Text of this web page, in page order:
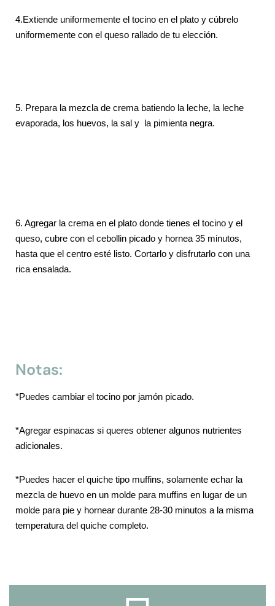
4.Extiende uniformemente el tocino en el plato y cúbrelo
uniformemente con el queso rallado de tu elección.
5. Prepara la mezcla de crema batiendo la leche, la leche
evaporada, los huevos, la sal y la pimienta negra.
6. Agregar la crema en el plato donde tienes el tocino y el
queso, cubre con el cebollin picado y hornea 35 minutos,
hasta que el centro esté listo. Cortarlo y disfrutarlo con una
rica ensalada.
Notas:
*Puedes cambiar el tocino por jamón picado.
*Agregar espinacas si queres obtener algunos nutrientes
adicionales.
*Puedes hacer el quiche tipo muffins, solamente echar la
mezcla de huevo en un molde para muffins en lugar de un
molde para pie y hornear durante 28-30 minutos a la misma
temperatura del quiche completo.